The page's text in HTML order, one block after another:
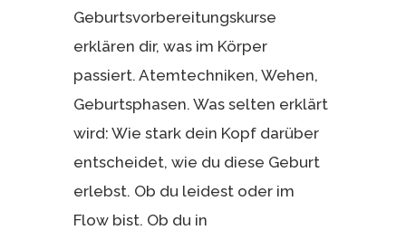
Geburtsvorbereitungskurse
erklären dir, was im Körper
passiert. Atemtechniken, Wehen,
Geburtsphasen. Was selten erklärt
wird: Wie stark dein Kopf darüber
entscheidet, wie du diese Geburt
erlebst. Ob du leidest oder im
Flow bist. Ob du in